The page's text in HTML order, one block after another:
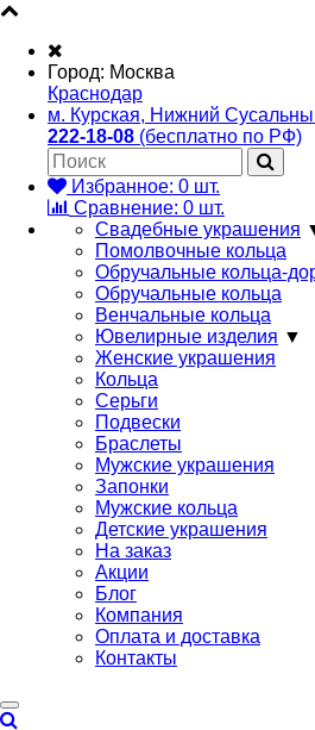
Город: Москва
Краснодар
м. Курская, Нижний
222-18-08 (бесплатно по РФ)
Избранное: 0 шт.
Сравнение: 0 шт.
Свадебные украшения
Помолвочные кольца
Обручальные кольца-
Обручальные кольца
Венчальные кольца
Ювелирные изделия ▼
Женские украшения
Кольца
Серьги
Подвески
Браслеты
Мужские украшения
Запонки
Мужские кольца
Детские украшения
На заказ
Акции
Блог
Компания
Оплата и доставка
Контакты